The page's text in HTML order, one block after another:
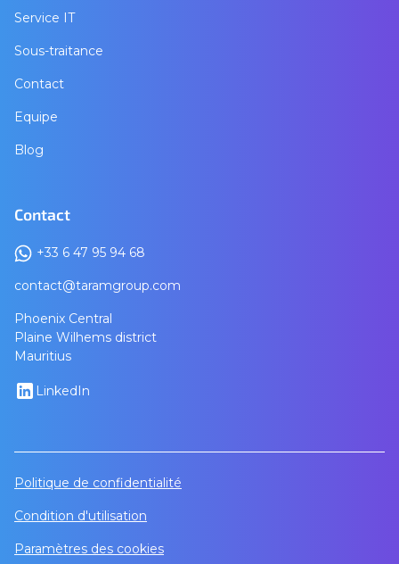
Service IT
Sous-traitance
Contact
Equipe
Blog
Contact
+33 6 47 95 94 68
contact@taramgroup.com
Phoenix Central
Plaine Wilhems district
Mauritius
LinkedIn
Politique de confidentialité
Condition d'utilisation
Paramètres des cookies